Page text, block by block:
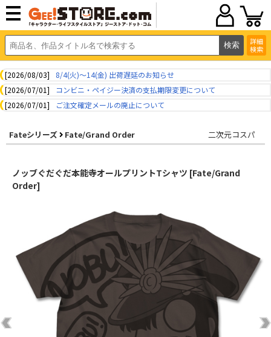
詳細
検索
[2026/08/03]
8/4(火)～14(金) 出荷遅延のお知らせ
[2026/07/01]
コンビニ・ペイジー決済の支払期限変更について
[2026/07/01]
ご注文確定メールの廃止について
Fateシリーズ Fate/Grand Order 二次元コスパ
ノッブぐだぐだ本能寺オールプリントTシャツ [Fate/Grand
Order]